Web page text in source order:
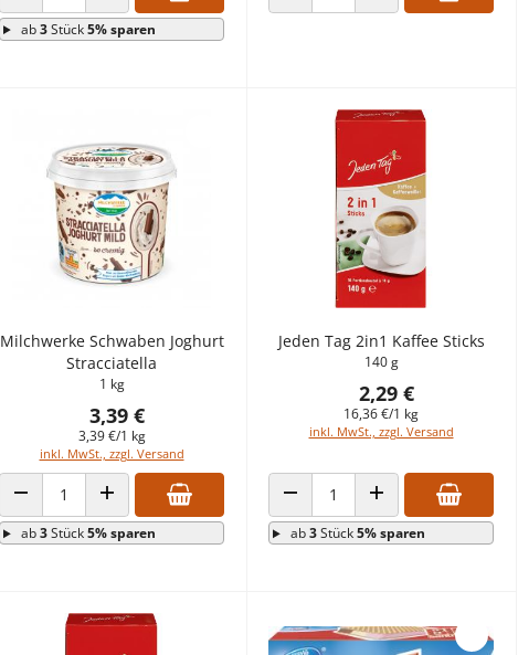
ANZAHL VERRINGERNANZAHL ERHÖHEN
ab3Stück5% sparen
ANZAHL VERRINGERNANZAHL ERHÖHEN
Milchwerke Schwaben Joghurt
Stracciatella
1 kg
3,39 €
3,39 €/1 kg
inkl. MwSt., zzgl. Versand
ANZAHL VERRINGERNANZAHL ERHÖHEN
ab3Stück5% sparen
Jeden Tag 2in1 Kaffee Sticks
140 g
2,29 €
16,36 €/1 kg
inkl. MwSt., zzgl. Versand
ANZAHL VERRINGERNANZAHL ERHÖHEN
ab3Stück5% sparen